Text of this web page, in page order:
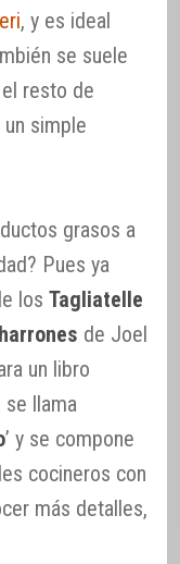
, y es ideal
se suele
resto de
simple
grasos a
Pues ya
los Tagliatelle
de Joel
un libro
se llama
’ y se compone
cocineros con
más detalles,